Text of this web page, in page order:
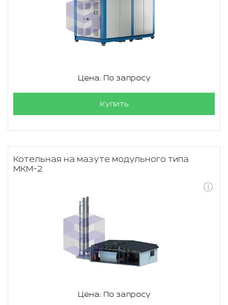
Цена: По запросу
Купить
Котельная на мазуте модульного типа
МКМ-2
Цена: По запросу